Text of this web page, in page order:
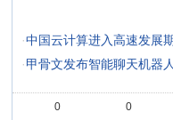
·中国云计算进入高速发展
·甲骨文发布智能聊天机器
0 0